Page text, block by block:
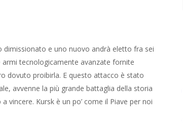
dimissionato e uno nuovo andrà eletto fra sei
tecnologicamente avanzate fornite
dovuto proibirla. E questo attacco è stato
avvenne la più grande battaglia della storia
vincere. Kursk è un po’ come il Piave per noi